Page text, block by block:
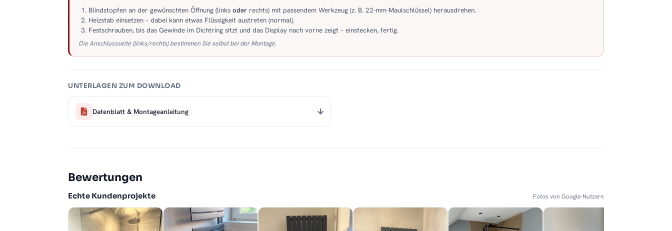
Blindstopfen an der gewünschten Öffnung (links oder rechts) mit passendem Werkzeug (z. B. 22-mm-Maulschlüssel) herausdrehen.
Heizstab einsetzen – dabei kann etwas Flüssigkeit austreten (normal).
Festschrauben, bis das Gewinde im Dichtring sitzt und das Display nach vorne zeigt – einstecken, fertig.
Die Anschlussseite (links/rechts) bestimmen Sie selbst bei der Montage.
UNTERLAGEN ZUM DOWNLOAD
Datenblatt & Montageanleitung
Bewertungen
Echte Kundenprojekte Fotos von Google-Nutzern